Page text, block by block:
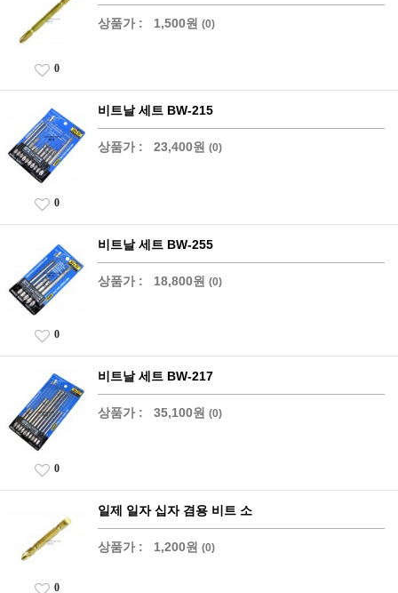
상품가 : 1,500원 (0)
0
비트날 세트 BW-215
상품가 : 23,400원 (0)
0
비트날 세트 BW-255
상품가 : 18,800원 (0)
0
비트날 세트 BW-217
상품가 : 35,100원 (0)
0
일제 일자 십자 겸용 비트 소
상품가 : 1,200원 (0)
0